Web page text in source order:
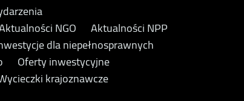
NGO
Aktualności NPP
dla niepełnosprawnych
Oferty inwestycyjne
krajoznawcze